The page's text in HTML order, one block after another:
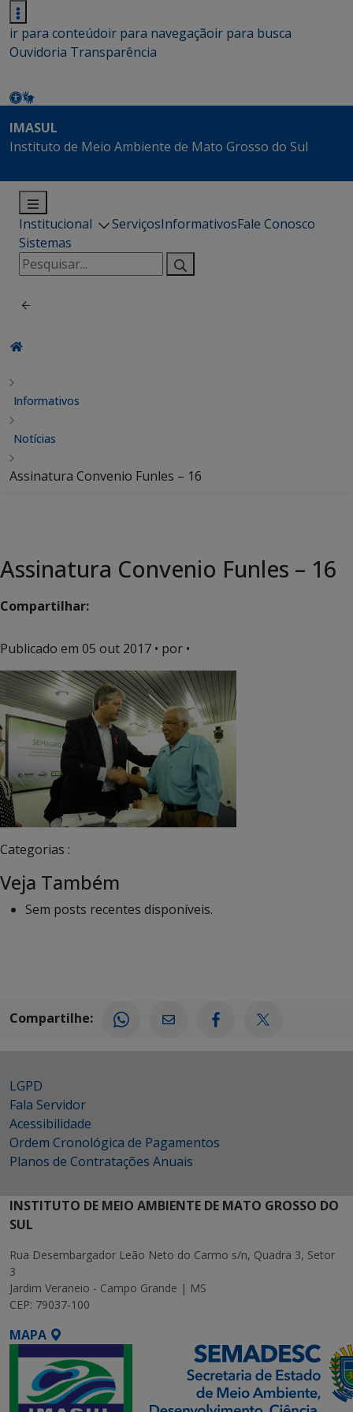
ir para conteúdoir para navegaçãoir para busca
Ouvidoria Transparência
IMASUL
Instituto de Meio Ambiente de Mato Grosso do Sul
Institucional ServiçosInformativosFale Conosco
Sistemas
Pesquisar
por:
Informativos
Notícias
Assinatura Convenio Funles – 16
Assinatura Convenio Funles – 16
Compartilhar:
Publicado em 05 out 2017 • por •
Categorias :
Veja Também
Sem posts recentes disponíveis.
Compartilhe:
LGPD
Fala Servidor
Acessibilidade
Ordem Cronológica de Pagamentos
Planos de Contratações Anuais
INSTITUTO DE MEIO AMBIENTE DE MATO GROSSO DO
SUL
Rua Desembargador Leão Neto do Carmo s/n, Quadra 3, Setor
3
Jardim Veraneio - Campo Grande | MS
CEP: 79037-100
MAPA